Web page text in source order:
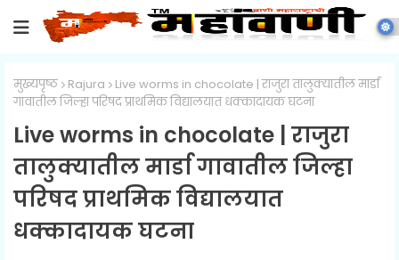
मुख्यपृष्ठ Rajura
Live worms in chocolate | राजुरा तालुक्यातील मार्डा
गावातील जिल्हा परिषद प्राथमिक विद्यालयात धक्कादायक घटना
Live worms in chocolate | राजुरा
तालुक्यातील मार्डा गावातील जिल्हा
परिषद प्राथमिक विद्यालयात
धक्कादायक घटना